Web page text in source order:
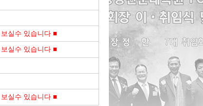
실수 있습니다 ■
실수 있습니다 ■
실수 있습니다 ■